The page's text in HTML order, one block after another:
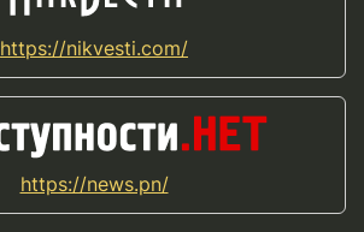
https://nikvesti.com/
https://news.pn/